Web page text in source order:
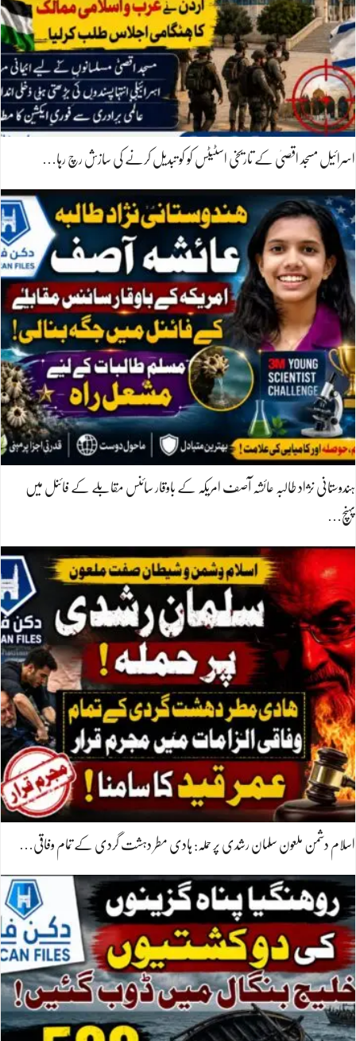
اسرائیل مسجد اقصیٰ کے تاریخی اسٹیٹس کو کو تبدیل کرنے کی سازش رچ رہا…
ہندوستانی نژاد طالبہ عائشہ آصف امریکہ کے باوقار سائنس مقابلے کے فائنل میں
پہنچ…
اسلام دشمن ملعون سلمان رشدی پر حملہ: ہادی مطر دہشت گردی کے تمام وفاقی…